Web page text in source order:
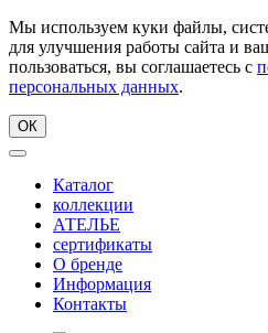
Мы используем куки файлы,
для улучшения работы сайта и
пользоваться, вы соглашаетесь с
персональных данных.
ОК
Каталог
коллекции
АТЕЛЬЕ
сертификаты
О бренде
Информация
Контакты